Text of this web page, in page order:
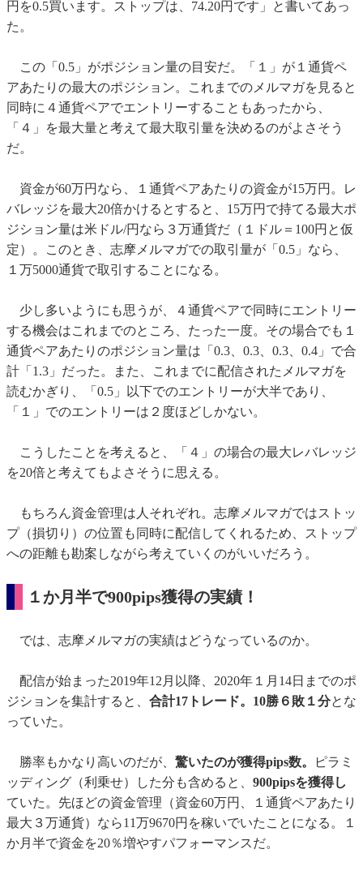
円を0.5買います。ストップは、74.20円です」と書いてあっ
た。
この「0.5」がポジション量の目安だ。「１」が１通貨ペ
アあたりの最大のポジション。これまでのメルマガを見ると
同時に４通貨ペアでエントリーすることもあったから、
「４」を最大量と考えて最大取引量を決めるのがよさそう
だ。
資金が60万円なら、１通貨ペアあたりの資金が15万円。レ
バレッジを最大20倍かけるとすると、15万円で持てる最大ポ
ジション量は米ドル/円なら３万通貨だ（１ドル＝100円と仮
定）。このとき、志摩メルマガでの取引量が「0.5」なら、
１万5000通貨で取引することになる。
少し多いようにも思うが、４通貨ペアで同時にエントリー
する機会はこれまでのところ、たった一度。その場合でも１
通貨ペアあたりのポジション量は「0.3、0.3、0.3、0.4」で合
計「1.3」だった。また、これまでに配信されたメルマガを
読むかぎり、「0.5」以下でのエントリーが大半であり、
「１」でのエントリーは２度ほどしかない。
こうしたことを考えると、「４」の場合の最大レバレッジ
を20倍と考えてもよさそうに思える。
もちろん資金管理は人それぞれ。志摩メルマガではストッ
プ（損切り）の位置も同時に配信してくれるため、ストップ
への距離も勘案しながら考えていくのがいいだろう。
１か月半で900pips獲得の実績！
では、志摩メルマガの実績はどうなっているのか。
配信が始まった2019年12月以降、2020年１月14日までのポ
ジションを集計すると、 合計17トレード。10勝６敗１分とな
っていた。
勝率もかなり高いのだが、 驚いたのが獲得pips数。
ピラミ
ッディング（利乗せ）した分も含めると、 900pipsを獲得し
ていた。先ほどの資金管理（資金60万円、１通貨ペアあたり
最大３万通貨）なら11万9670円を稼いでいたことになる。１
か月半で資金を20％増やすパフォーマンスだ。